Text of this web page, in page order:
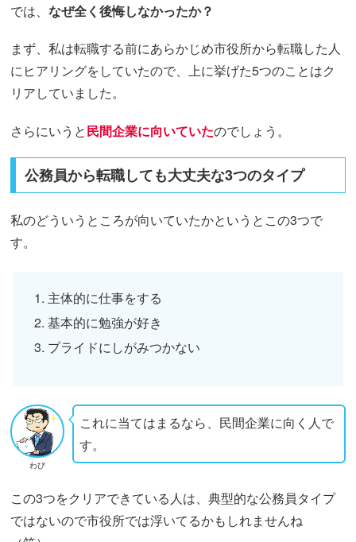
では、なぜ全く後悔しなかったか？
まず、私は転職する前にあらかじめ市役所から転職した人
にヒアリングをしていたので、上に挙げた5つのことはク
リアしていました。
さらにいうと民間企業に向いていたのでしょう。
公務員から転職しても大丈夫な3つのタイプ
私のどういうところが向いていたかというとこの3つで
す。
主体的に仕事をする
基本的に勉強が好き
プライドにしがみつかない
わび
これに当てはまるなら、民間企業に向く人で
す。
この3つをクリアできている人は、典型的な公務員タイプ
ではないので市役所では浮いてるかもしれませんね